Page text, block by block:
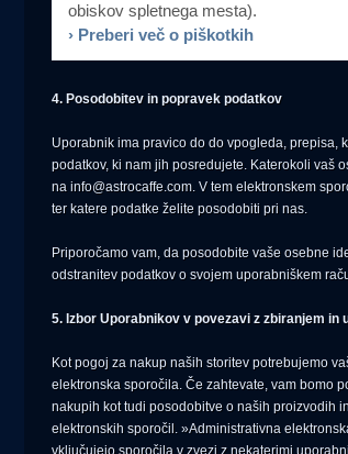
obiskov spletnega mesta).
› Preberi več o piškotkih
4. Posodobitev in popravek podatkov
Uporabnik ima pravico do do vpogleda,
podatkov, ki nam jih posredujete. Katerokoli vaš
na info@astrocaffe.com. V tem elektronskem
ter katere podatke želite posodobiti pri nas.
Priporočamo vam, da posodobite vaše osebne
odstranitev podatkov o svojem uporabniškem
5. Izbor Uporabnikov v povezavi z zbiranjem in
Kot pogoj za nakup naših storitev potrebujemo
elektronska sporočila. Če zahtevate, vam bomo
nakupih kot tudi posodobitve o naših proizvodih
elektronskih sporočil. »Administrativna
vključujejo sporočila v zvezi z nekaterimi